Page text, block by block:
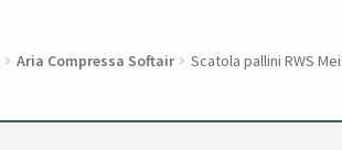
Aria Compressa Softair Scatola pallini RWS